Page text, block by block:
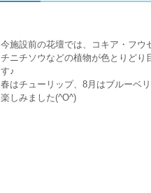
今施設前の花壇では、コキア・フウ
チニチソウなどの植物が色とりどり
す♪
春はチューリップ、8月はブルーベ
楽しみました(^O^)